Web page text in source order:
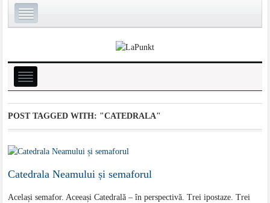
POST TAGGED WITH: "CATEDRALA"
Catedrala Neamului și semaforul
Același semafor. Aceeași Catedrală – în perspectivă. Trei ipostaze. Trei